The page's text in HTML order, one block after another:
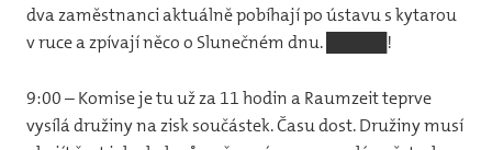
dva zaměstnanci aktuálně pobíhají po ústavu s kytarou
v ruce a zpívají něco o Slunečném dnu. █████!
9:00 – Komise je tu už za 11 hodin a Raumzeit teprve
vysílá družiny na zisk součástek. Času dost. Družiny musí